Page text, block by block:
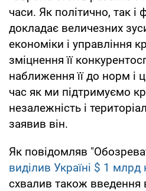
часи. Як політично, так і
докладає величезних
економіки і управління
зміцнення її
наближення її до норм і
час як ми підтримуємо
незалежність і
заявив він.
Як повідомляв
виділив Україні $ 1 млрд
схвалив також введення